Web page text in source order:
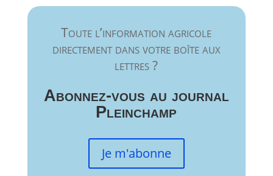
Toute l’information agricole
directement dans votre boîte aux
lettres ?
Abonnez-vous au journal
Pleinchamp
Je m'abonne